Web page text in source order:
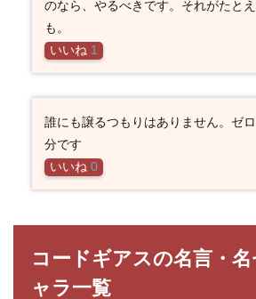
のなら、やるべきです。それがたと
も。
いいね 1
誰にも譲るつもりはありません。ゼ
分です
いいね 0
コードギアスの名言・
ャラ一覧